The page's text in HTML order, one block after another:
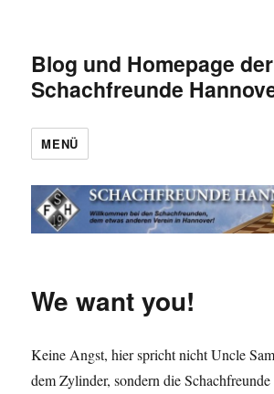
Blog und Homepage der
Schachfreunde
MENÜ
We want you!
Keine Angst, hier spricht nicht Uncle
dem Zylinder, sondern die